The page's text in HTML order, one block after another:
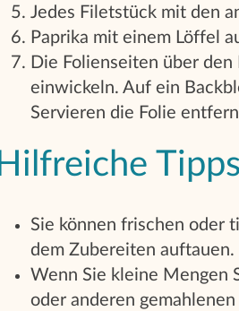
Jedes Filetstück mit den
Paprika mit einem Löffel
Die Folienseiten über
einwickeln. Auf ein
Servieren die Folie
Hilfreiche Tipps
Sie können frischen oder
dem Zubereiten auftauen.
Wenn Sie kleine Mengen
oder anderen